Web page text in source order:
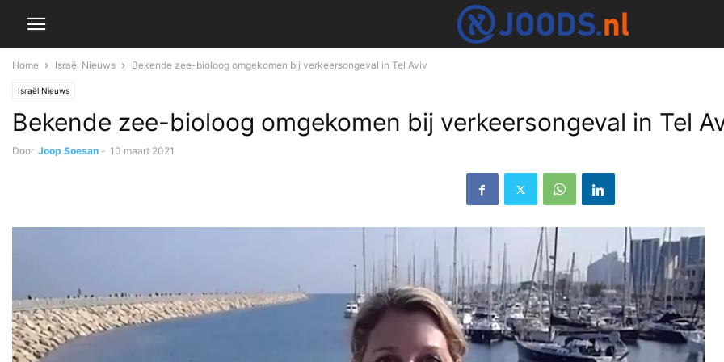
Home Israël Nieuws Bekende zee-bioloog omgekomen bij verkeersongeval in Tel Aviv
Israël Nieuws
Bekende zee-bioloog omgekomen bij verkeersongeval in Tel
Door Joop Soesan - 10 maart 2021